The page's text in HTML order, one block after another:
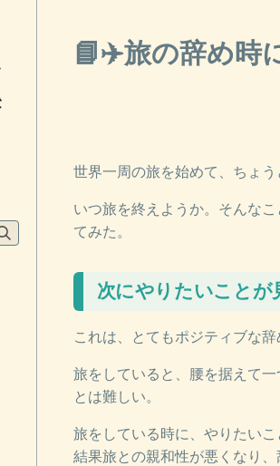
📘✈️旅の辞め時
世界一周の旅を始めて、ちょう
いつ旅を終えようか。そんな
てみた。
次にやりたいことが
これは、とてもポジティブな辞
旅をしていると、腰を据えて
とは難しい。
旅をしている時に、やりたい
結果旅との親和性が悪くなり